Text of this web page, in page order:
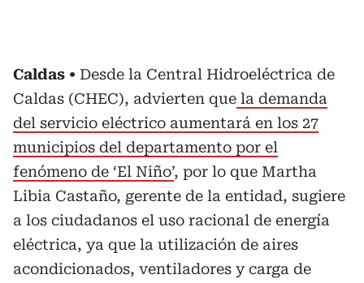
Caldas
Desde la Central Hidroeléctrica de
Caldas (CHEC), advierten que la demanda
del servicio eléctrico aumentará en los 27
municipios del departamento por el
fenómeno de ‘El Niño’, por lo que Martha
Libia Castaño, gerente de la entidad, sugiere
a los ciudadanos el uso racional de energía
eléctrica, ya que la utilización de aires
acondicionados, ventiladores y carga de